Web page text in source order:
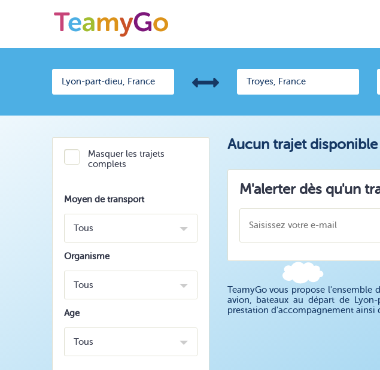
Masquer les trajets
complets
Moyen de transport
Tous
Organisme
Tous
Age
Tous
Aucun trajet
M'alerter dès qu'un
TeamyGo vous propose l'ensemble
avion, bateaux au départ de
prestation d'accompagnement ainsi